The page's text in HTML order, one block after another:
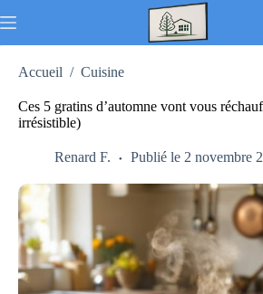
au
Accueil / Cuisine
Ces 5 gratins d’automne vont vous
irrésistible)
Renard F. Publié le 2 novembre